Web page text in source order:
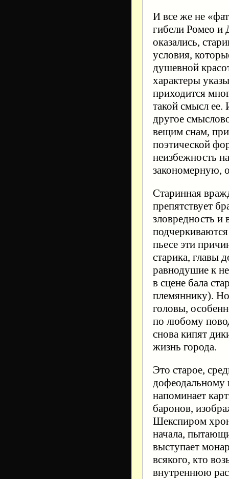
И все же не
гибели Ромео и
оказались,
условия,
душевной
характеры
приходится
такой смысл ее.
другое
вещим снам,
поэтической
неизбежность
закономерную,
Старинная
препятствует
зловредность и
пьесе эти
старика, главы
равнодушие к
в сцене бала
племяннику). Но
головы,
по любому
снова кипят
жизнь города.
Это старое,
дофеодальному
напоминает
баронов,
Шекспиром
начала,
выступает
всякого, кто
внутреннюю